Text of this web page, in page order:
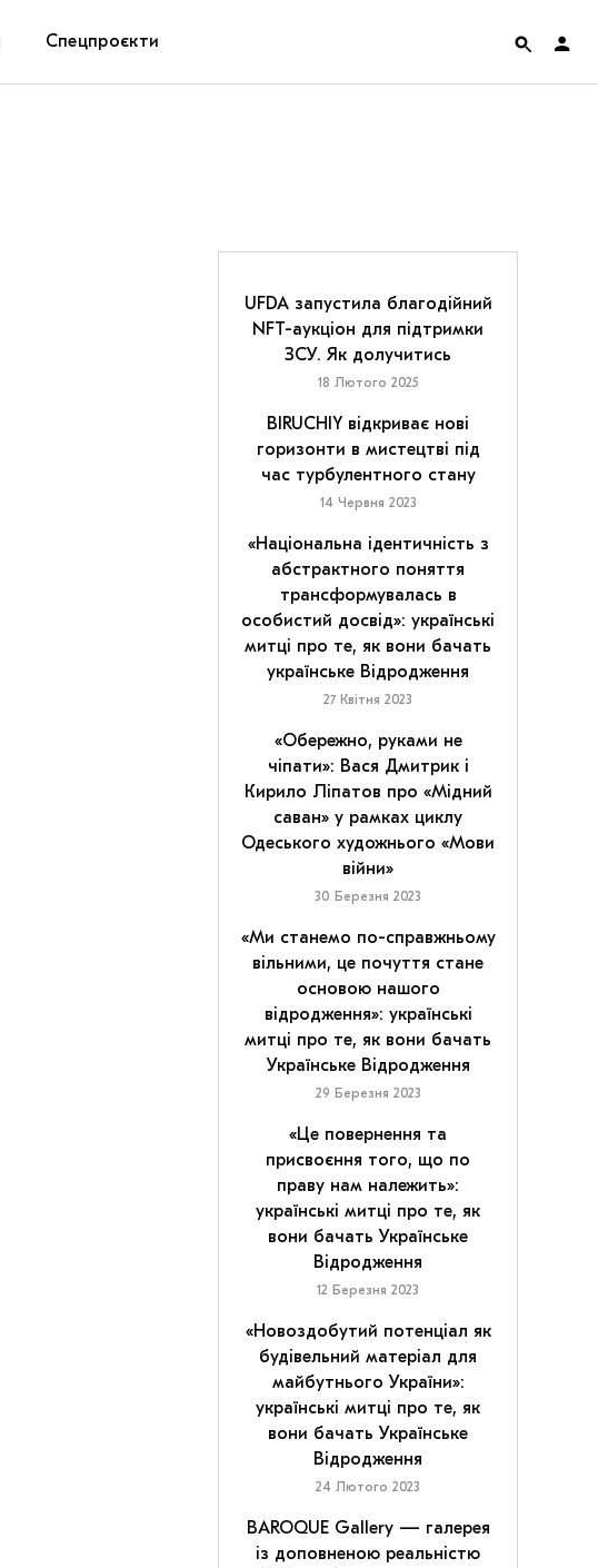
Спецпроєкти
Carpathian Cult про різдвяні свята
UFDA запустила благодійний
NFT-аукціон для підтримки
ЗСУ. Як долучитись
18 Лютого 2025
BIRUCHIY відкриває нові
горизонти в мистецтві під
час турбулентного стану
14 Червня 2023
«Національна ідентичність з
абстрактного поняття
трансформувалась в
особистий досвід»: українські
митці про те, як вони бачать
українське Відродження
27 Квітня 2023
«Обережно, руками не
чіпати»: Вася Дмитрик і
Кирило Ліпатов про «Мідний
саван» у рамках циклу
Одеського художнього «Мови
війни»
30 Березня 2023
«Ми станемо по-справжньому
вільними, це почуття стане
основою нашого
відродження»: українські
митці про те, як вони бачать
Українське Відродження
29 Березня 2023
«Це повернення та
присвоєння того, що по
праву нам належить»:
українські митці про те, як
вони бачать Українське
Відродження
12 Березня 2023
«Новоздобутий потенціал як
будівельний матеріал для
майбутнього України»:
українські митці про те, як
вони бачать Українське
Відродження
24 Лютого 2023
BAROQUE Gallery — галерея
із доповненою реальністю